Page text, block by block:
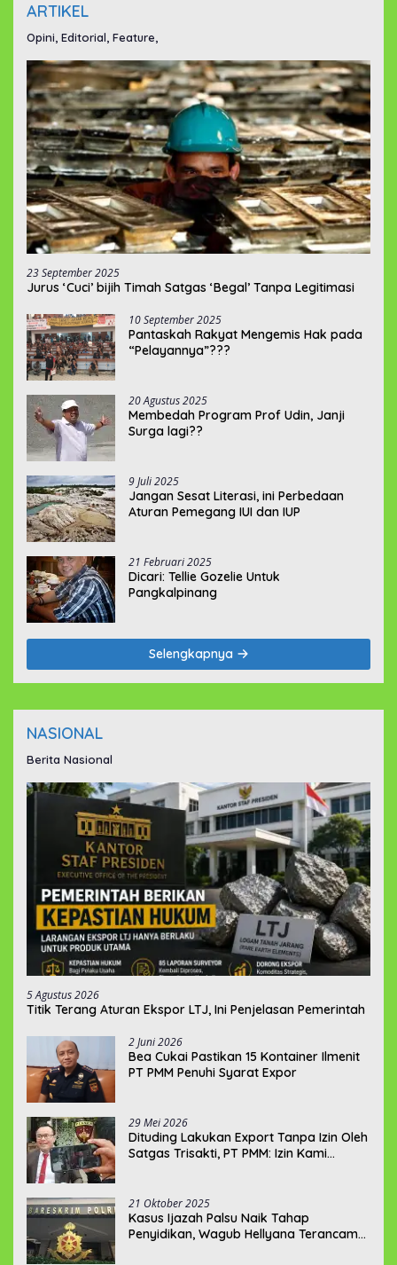
ARTIKEL
Opini, Editorial, Feature,
23 September 2025
Jurus ‘Cuci’ bijih Timah Satgas ‘Begal’ Tanpa Legitimasi
10 September 2025
Pantaskah Rakyat Mengemis Hak pada
“Pelayannya”???
20 Agustus 2025
Membedah Program Prof Udin, Janji
Surga lagi??
9 Juli 2025
Jangan Sesat Literasi, ini Perbedaan
Aturan Pemegang IUI dan IUP
21 Februari 2025
Dicari: Tellie Gozelie Untuk
Pangkalpinang
Selengkapnya
NASIONAL
Berita Nasional
5 Agustus 2026
Titik Terang Aturan Ekspor LTJ, Ini Penjelasan Pemerintah
2 Juni 2026
‎Bea Cukai Pastikan 15 Kontainer Ilmenit
PT PMM Penuhi Syarat Expor
29 Mei 2026
‎Dituding Lakukan Export Tanpa Izin Oleh
Satgas Trisakti, PT PMM: Izin Kami
21 Oktober 2025
Kasus Ijazah Palsu Naik Tahap
Penyidikan, Wagub Hellyana Terancam